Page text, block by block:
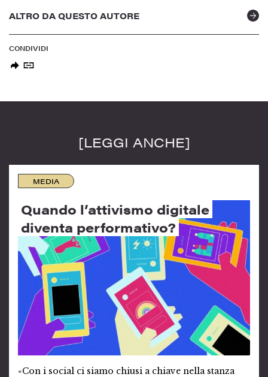
ALTRO DA QUESTO AUTORE
CONDIVIDI
[LEGGI ANCHE]
MEDIA
Quando l’attivismo digitale
diventa performativo?
«Con i social ci siamo chiusi a chiave nella stanza